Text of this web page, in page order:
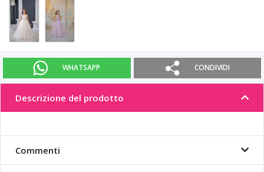
WHATSAPP CONDIVIDI
Descrizione del prodotto
Commenti